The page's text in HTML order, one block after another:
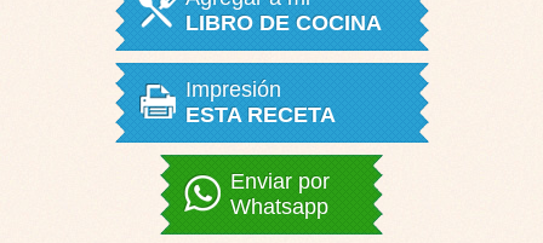
LIBRO DE COCINA
Impresión
ESTA RECETA
Enviar por
Whatsapp